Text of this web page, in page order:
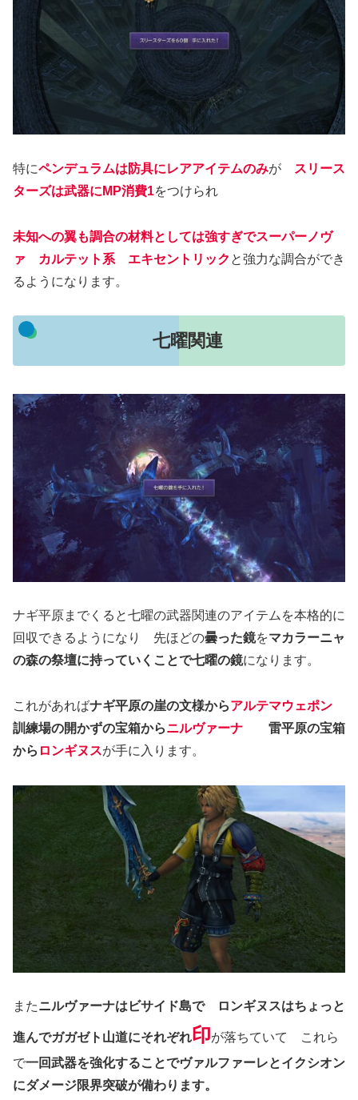
特にペンデュラムは防具にレアアイテムのみが
スリース
ターズは武器にMP消費1をつけられ
未知への翼も調合の材料としては強すぎでスーパーノヴ
ァ カルテット系 エキセントリック と強力な調合ができ
るようになります。
七曜関連
ナギ平原までくると七曜の武器関連のアイテムを本格的に
回収できるようになり 先ほどの曇った鏡をマカラーニャ
の森の祭壇に持っていくことで七曜の鏡になります。
これがあればナギ平原の崖の文様からアルテマウェポン
訓練場の開かずの宝箱からニルヴァーナ
雷平原の宝箱
から ロンギヌスが手に入ります。
またニルヴァーナはビサイド島で ロンギヌスはちょっと
進んでガガゼト山道にそれぞれ印が落ちていて これら
で一回武器を強化することでヴァルファーレとイクシオン
にダメージ限界突破が備わります。